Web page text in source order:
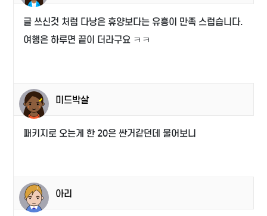
글 쓰신것 처럼 다낭은 휴양보다는 유흥이 만족 스럽습니다.
여행은 하루면 끝이 더라구요 ㅋㅋ
미드박살
패키지로 오는게 한 20은 싼거같던데 물어보니
아리